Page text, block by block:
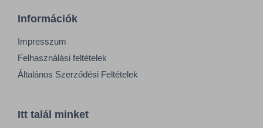
Információk
Impresszum
Felhasználási feltételek
Általános Szerződési Feltételek
Itt talál minket